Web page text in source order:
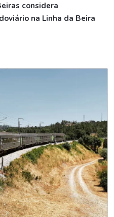
considera
na Linha da Beira